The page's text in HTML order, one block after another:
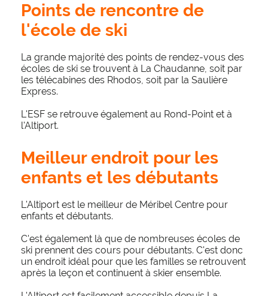
Points de rencontre de
l'école de ski
La grande majorité des points de rendez-vous des
écoles de ski se trouvent à La Chaudanne, soit par
les télécabines des Rhodos, soit par la Saulière
Express.
L'ESF se retrouve également au Rond-Point et à
l'Altiport.
Meilleur endroit pour les
enfants et les débutants
L'Altiport est le meilleur de Méribel Centre pour
enfants et débutants.
C'est également là que de nombreuses écoles de
ski prennent des cours pour débutants. C'est donc
un endroit idéal pour que les familles se retrouvent
après la leçon et continuent à skier ensemble.